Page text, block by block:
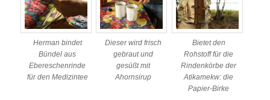
Herman bindet
Bündel aus
Ebereschenrinde
für den Medizintee
Dieser wird frisch
gebraut und
gesüßt mit
Ahornsirup
Bietet den
Rohstoff für die
Rindenkörbe der
Atikamekw: die
Papier-Birke